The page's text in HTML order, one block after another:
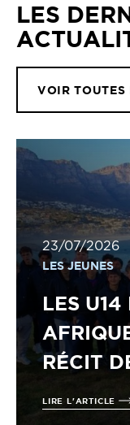
LES
VOIR TOUTES
23/07/2026
LES JEUNES
LES
RÉCIT
LIRE L'ARTICLE